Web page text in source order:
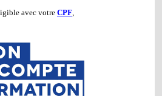
avec votreCPF,